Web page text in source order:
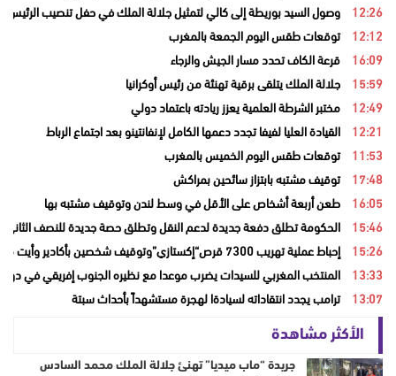
12:26 وصول السيد بوريطة إلى كالي لتمثيل جلالة الملك في حفل تنصيب الرئيس
12:12 توقعات طقس اليوم الجمعة بالمغرب
16:09 قرعة الكاف تحدد مسار الجيش والرجاء
15:59 جلالة الملك يتلقى برقية تهنئة من رئيس أوكرانيا
12:49 مختبر الشرطة العلمية يعزز ريادته باعتماد دولي
12:21 القيادة العليا لفيفا تجدد دعمها الكامل لإنفانتينو بعد اجتماع الرباط
11:53 توقعات طقس اليوم الخميس بالمغرب
17:48 توقيف مشتبه بابتزاز سائحين بمراكش
16:05 طعن أربعة أشخاص على الأقل في وسط لندن وتوقيف مشتبه بها
15:46 الحكومة تطلق دفعة جديدة لدعم النقل وتطلق حصة جديدة للنصف الثاني
15:26 إحباط عملية تهريب 7300 قرص“إكستازي”وتوقيف شخصين بأكادير وأيت ملول
13:33 المنتخب المغربي للسيدات يضرب موعدا مع نظيره الجنوب إفريقي في دور
13:07 ترامب يجدد انتقاداته لسيادةا لهجرة مستشهداً بأحداث سبتة
الأكثر مشاهدة
جريدة “ماب ميديا” تهنئ جلالة الملك محمد السادس